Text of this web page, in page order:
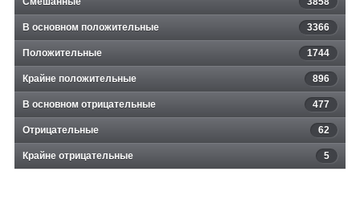
В основном положительные 3366
Положительные 1744
Крайне положительные 896
В основном отрицательные 477
Отрицательные 62
Крайне отрицательные 5